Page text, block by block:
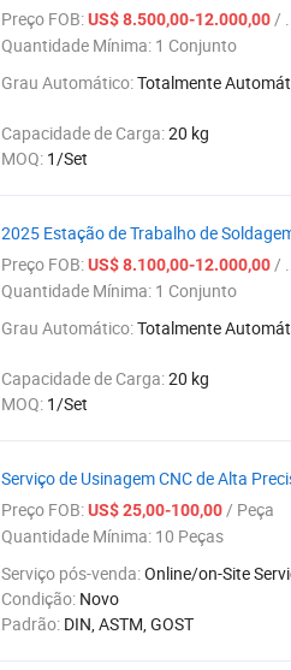
Preço FOB:US$ 8.500,00-12.000,00/
Quantidade Mínima: 1 Conjunto
Grau Automático:Totalmente
Capacidade de Carga:20 kg
MOQ: 1/Set
2025 Estação de Trabalho de
Preço FOB:US$ 8.100,00-12.000,00/
Quantidade Mínima: 1 Conjunto
Grau Automático:Totalmente
Capacidade de Carga:20 kg
MOQ: 1/Set
Serviço de Usinagem CNC de Alta
Preço FOB:US$ 25,00-100,00/ Peça
Quantidade Mínima: 10 Peças
Serviço pós-venda:Online/on-Site
Condição: Novo
Padrão: DIN, ASTM, GOST